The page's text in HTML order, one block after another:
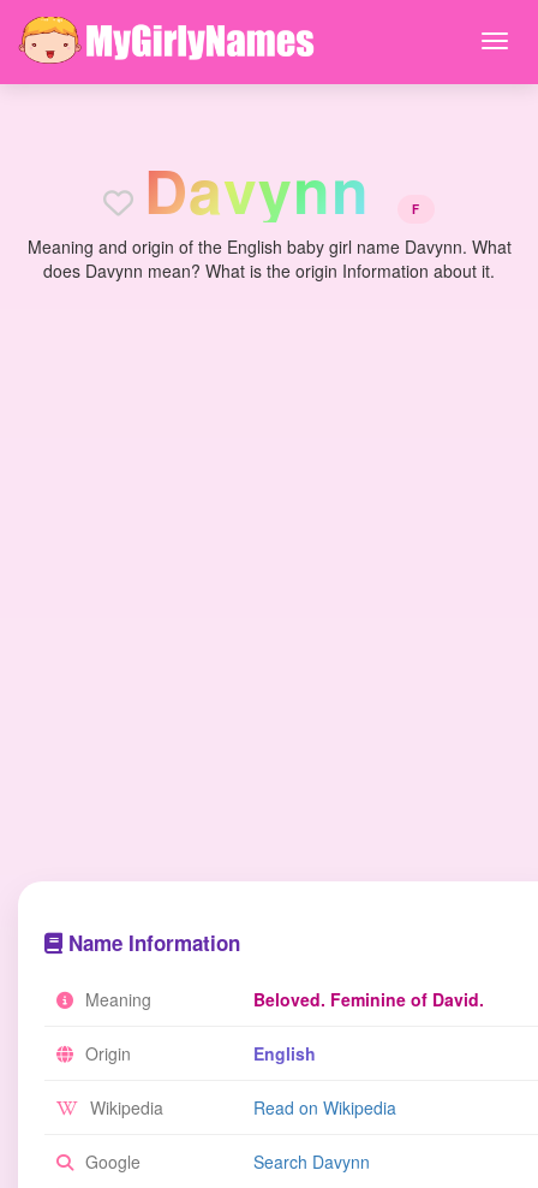
Davynn F
Meaning and origin of the English baby girl name Davynn. What
does Davynn mean? What is the origin Information about it.
Name Information
Meaning Beloved. Feminine of David.
Origin English
Wikipedia Read on Wikipedia
Google Search Davynn